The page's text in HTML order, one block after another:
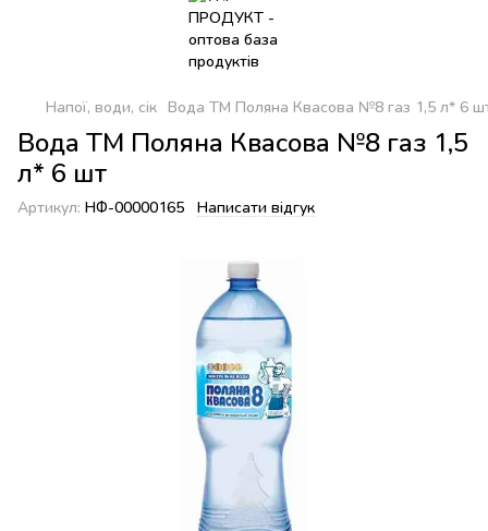
Напої, води, сік Вода ТМ Поляна Квасова №8 газ 1,5 л* 6
Вода ТМ Поляна Квасова №8 газ 1,5
л* 6 шт
Артикул: НФ-00000165 Написати відгук